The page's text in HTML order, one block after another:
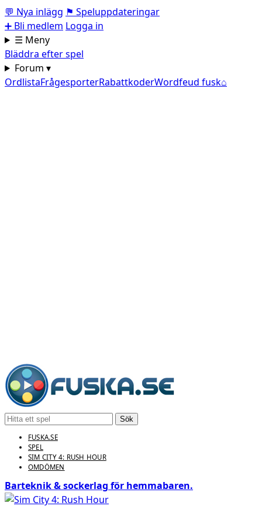
💬 Nya inlägg ⚑ Speluppdateringar
➕ Bli medlem Logga in
☰ Meny
Bläddra efter spel
Forum ▾
OrdlistaFrågesporterRabattkoderWordfeud fusk⌂
Sök
FUSKA.SE
SPEL
SIM CITY 4: RUSH HOUR
OMDÖMEN
Barteknik & sockerlag för hemmabaren.